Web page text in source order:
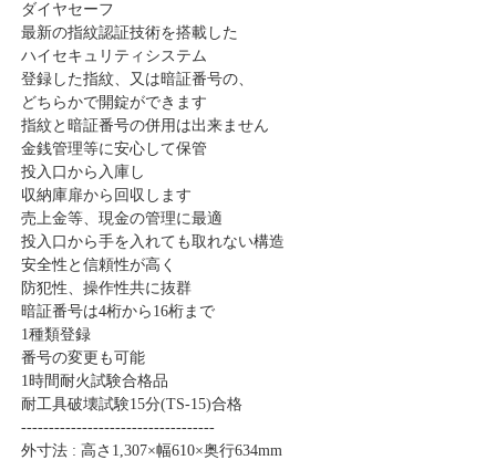
ダイヤセーフ
最新の指紋認証技術を搭載した
ハイセキュリティシステム
登録した指紋、又は暗証番号の、
どちらかで開錠ができます
指紋と暗証番号の併用は出来ません
金銭管理等に安心して保管
投入口から入庫し
収納庫扉から回収します
売上金等、現金の管理に最適
投入口から手を入れても取れない構造
安全性と信頼性が高く
防犯性、操作性共に抜群
暗証番号は4桁から16桁まで
1種類登録
番号の変更も可能
1時間耐火試験合格品
耐工具破壊試験15分(TS-15)合格
-----------------------------------
外寸法 : 高さ1,307×幅610×奥行634mm